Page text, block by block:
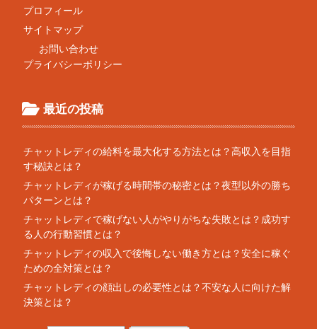
プロフィール
サイトマップ
お問い合わせ
プライバシーポリシー
最近の投稿
チャットレディの給料を最大化する方法とは？高収入を目指
す秘訣とは？
チャットレディが稼げる時間帯の秘密とは？夜型以外の勝ち
パターンとは？
チャットレディで稼げない人がやりがちな失敗とは？成功す
る人の行動習慣とは？
チャットレディの収入で後悔しない働き方とは？安全に稼ぐ
ための全対策とは？
チャットレディの顔出しの必要性とは？不安な人に向けた解
決策とは？